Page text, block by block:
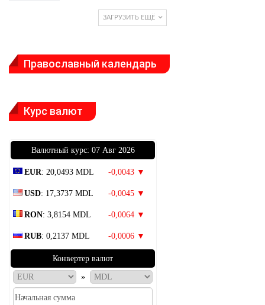
ЗАГРУЗИТЬ ЕЩЁ
Православный календарь
Курс валют
Bалютный курс: 07 Авг 2026
EUR: 20,0493 MDL -0,0043 ▼
USD: 17,3737 MDL -0,0045 ▼
RON: 3,8154 MDL -0,0064 ▼
RUB: 0,2137 MDL -0,0006 ▼
Конвертер валют
»